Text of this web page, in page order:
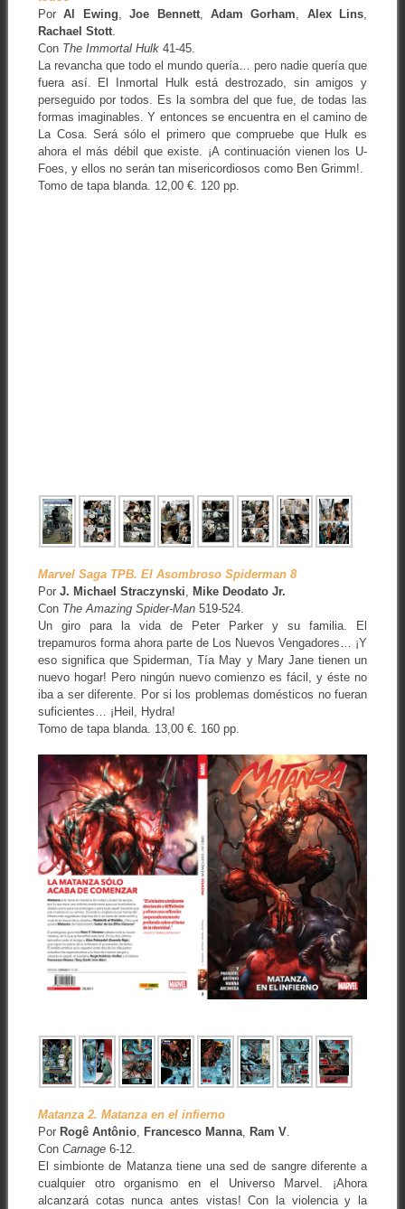
PorAl Ewing ,Joe Bennett, Adam Gorham Alex Lins
Rachael Stott.
Con The Immortal Hulk41-45.
La revancha que todo el mundo quería… pero nadie quería que
fuera así. El Inmortal Hulk está destrozado, sin amigos y
perseguido por todos. Es la sombra del que fue, de todas las
formas imaginables. Y entonces se encuentra en el camino de
La Cosa. Será sólo el primero que compruebe que Hulk es
ahora el más débil que existe. ¡A continuación vienen los U-
Foes, y ellos no serán tan misericordiosos como Ben Grimm!.
Tomo de tapa blanda. 12,00 €. 120 pp.
Marvel Saga TPB. El Asombroso Spiderman 8
Por J. Michael Straczynski Mike Deodato Jr.
Con The Amazing Spider-Man519-524.
Un giro para la vida de Peter Parker y su familia. El
trepamuros forma ahora parte de Los Nuevos Vengadores… ¡Y
eso significa que Spiderman, Tía May y Mary Jane tienen un
nuevo hogar! Pero ningún nuevo comienzo es fácil, y éste no
iba a ser diferente. Por si los problemas domésticos no fueran
suficientes… ¡Heil, Hydra!
Tomo de tapa blanda. 13,00 €. 160 pp.
Matanza 2. Matanza en el infierno
Por Rogê Antônio, Francesco Manna, Ram V.
Con Carnage6-12.
El simbionte de Matanza tiene una sed de sangre diferente a
cualquier otro organismo en el Universo Marvel. ¡Ahora
alcanzará cotas nunca antes vistas! Con la violencia y la